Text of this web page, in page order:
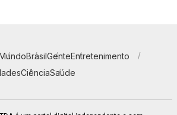
BrasilGenteEntretenimento
CiênciaSaúde